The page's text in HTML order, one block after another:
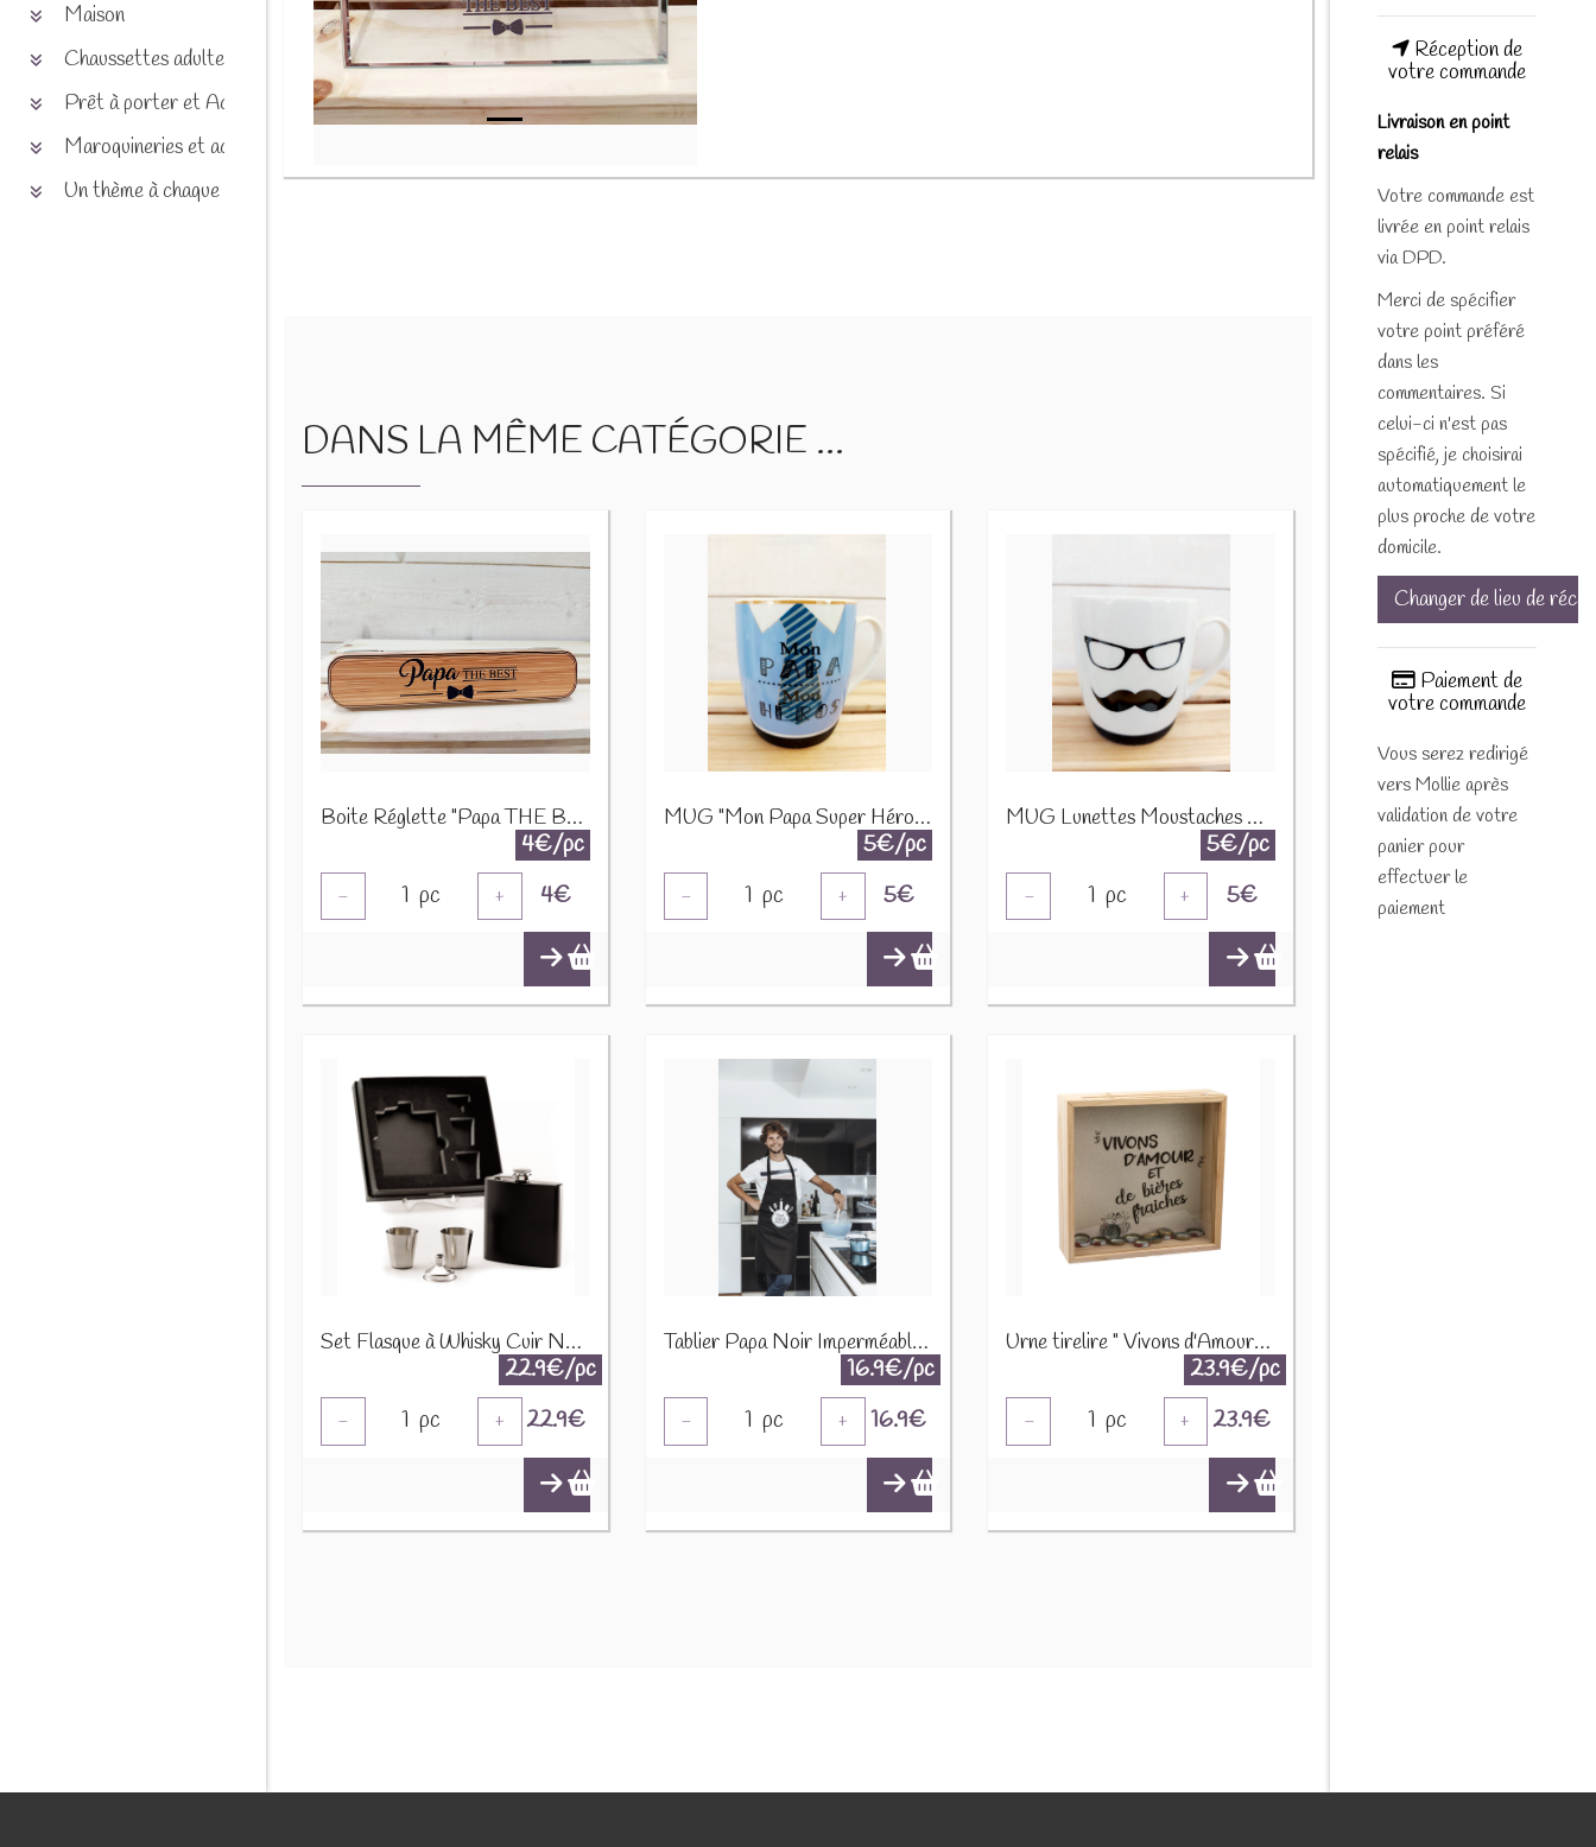
Maison
Chaussettes adultes et enfants
Prêt à porter et Accessoires
Maroquineries et accessoires
Un thème à chaque saison
DANS LA MÊME CATÉGORIE ...
Boite Réglette "Papa THE BEST"
4€/pc
- 1 pc + 4€
MUG "Mon Papa Super Héros" 24312
5€/pc
- 1 pc + 5€
MUG Lunettes Moustaches 24309
5€/pc
- 1 pc + 5€
Set Flasque à Whisky Cuir Noir 24551
22.9€/pc
- 1 pc + 22.9€
Tablier Papa Noir Imperméable 19718
16.9€/pc
- 1 pc + 16.9€
Urne tirelire " Vivons d'Amour et de bières fraîches" 52569
23.9€/pc
- 1 pc + 23.9€
Réception de
votre commande
Livraison en point
relais
Votre commande est
livrée en point relais
via DPD.
Merci de spécifier
votre point préféré
dans les
commentaires. Si
celui-ci n'est pas
spécifié, je choisirai
automatiquement le
plus proche de votre
domicile.
Changer de lieu de
Paiement de
votre commande
Vous serez redirigé
vers Mollie après
validation de votre
panier pour
effectuer le
paiement